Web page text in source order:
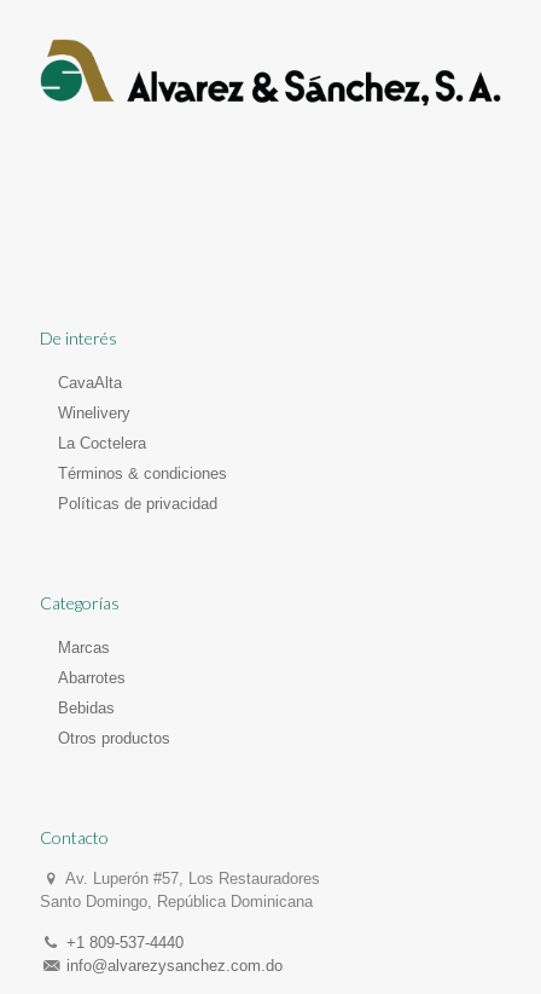
De interés
CavaAlta
Winelivery
La Coctelera
Términos & condiciones
Políticas de privacidad
Categorías
Marcas
Abarrotes
Bebidas
Otros productos
Contacto
Av. Luperón #57, Los Restauradores
Santo Domingo, República Dominicana
+1 809-537-4440
info@alvarezysanchez.com.do